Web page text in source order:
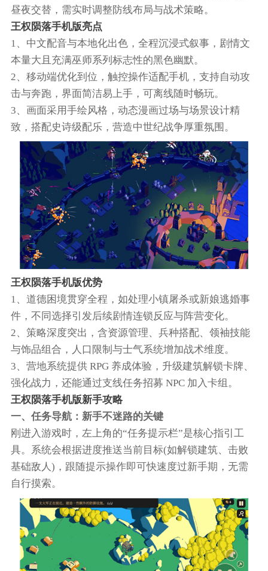
昼夜交替，需实时调整防线布局与战术策略。
王权陨落手机版亮点
1、中文配音与本地化出色，全程沉浸式叙事，剧情文
本量大且充满巫师系列标志性的黑色幽默。
2、移动端优化到位，触控操作适配手机，支持自动攻
击与奔跑，界面简洁易上手，可离线随时畅玩。
3、画面采用手绘风格，动态漫画过场与场景设计精
致，搭配史诗级配乐，营造中世纪战争厚重氛围。
王权陨落手机版优势
1、道德困境贯穿全程，如处理小镇屠杀或新娘逃婚事
件，不同选择引发后续剧情连锁反应与阵营变化。
2、策略深度突出，含资源管理、兵种搭配、领袖技能
与饰品组合，人口限制与士气系统增加战术维度。
3、营地系统提供 RPG 养成体验，升级建筑解锁卡牌、
强化战力，还能通过支线任务招募 NPC 加入卡组。
王权陨落手机版新手攻略
一、任务导航：新手不迷路的关键
刚进入游戏时，左上角的“任务提示栏”是核心指引工
具。系统会根据进度推送当前目标(如解锁建筑、击败
基础敌人)，跟随提示操作即可快速度过新手期，无需
自行摸索。